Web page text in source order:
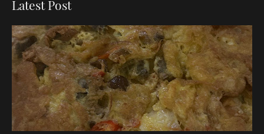
Latest Post